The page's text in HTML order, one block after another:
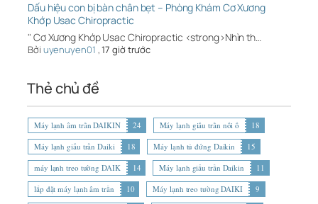
Dấu hiệu con bị bàn chân bẹt – Phòng Khám Cơ Xương
Khớp Usac Chiropractic
" Cơ Xương Khớp Usac Chiropractic <strong>Nhìn th…
Bởi uyenuyen01 ,17 giờ trước
Thẻ chủ đề
Máy lạnh âm trần DAIKIN 24 Máy lạnh giấu trần nối ố
18
Máy lạnh giấu trần Daiki
18 Máy lạnh tủ đứng Daikin
15
máy lạnh treo tường DAIK
14 Máy lạnh giấu trần Daikin
11
lắp đặt máy lạnh âm trần
10 Máy lạnh treo tường DAIKI
9